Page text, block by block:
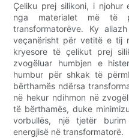
Çeliku prej silikoni, i
nga materialet më të
transformatorëve. Ky
veçanërisht për vetitë e tij
kryesore të çelikut prej
zvogëluar humbjen e
humbur për shkak të
bërthamës ndërsa
në hekur ndihmon në
të bërthamës, duke
vorbullës, një tjetër
energjisë në transformatorë.